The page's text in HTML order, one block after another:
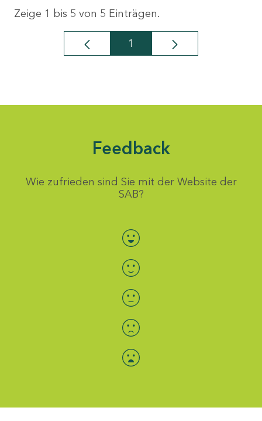
Zeige 1 bis 5 von 5 Einträgen.
Seite
1
Feedback
Wie zufrieden sind Sie mit der Website der
SAB?
Bewertung auswählen